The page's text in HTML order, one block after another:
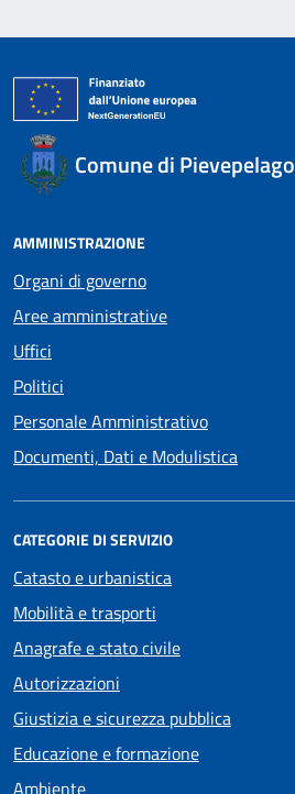
Comune di Pievepelago
AMMINISTRAZIONE
Organi di governo
Aree amministrative
Uffici
Politici
Personale Amministrativo
Documenti, Dati e Modulistica
CATEGORIE DI SERVIZIO
Catasto e urbanistica
Mobilità e trasporti
Anagrafe e stato civile
Autorizzazioni
Giustizia e sicurezza pubblica
Educazione e formazione
Ambiente